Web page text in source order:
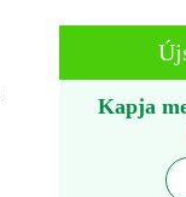
Kapja